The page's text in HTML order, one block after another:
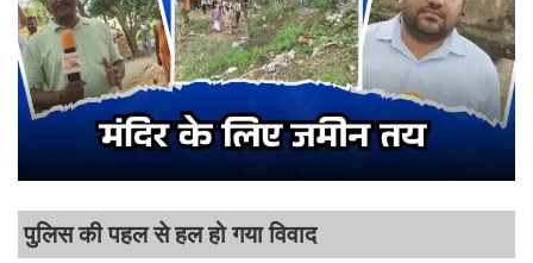
पुलिस की पहल से हल हो गया विवाद